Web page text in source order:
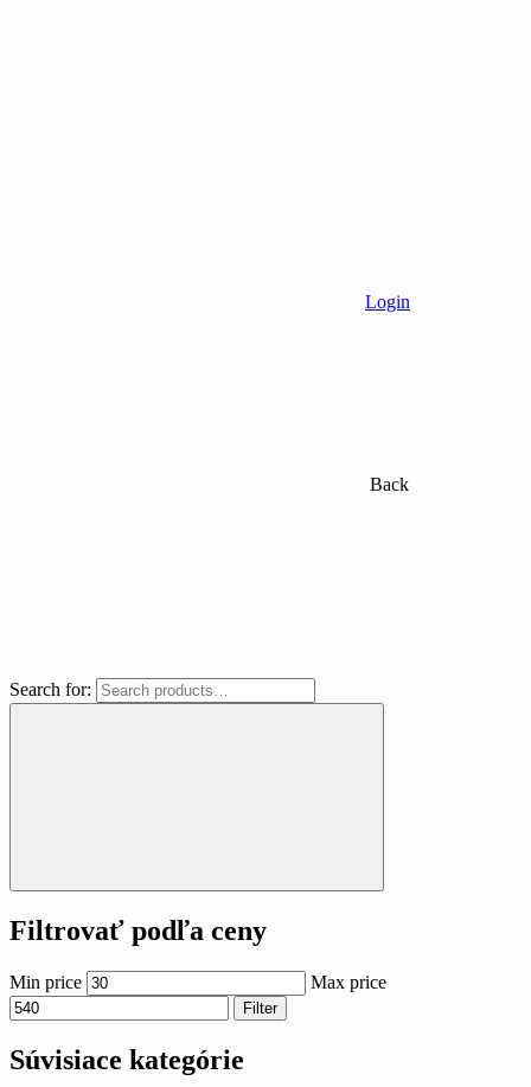
Login
Back
Search for:
Filtrovať podľa ceny
Min price Max price
Filter
Súvisiace kategórie